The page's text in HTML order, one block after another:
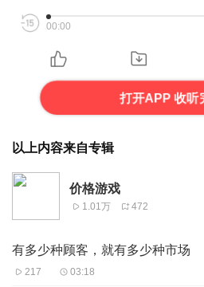
00:00
打开APP 收听
以上内容来自专辑
价格游戏
1.01万 472
有多少种顾客，就有多少种市场
217 03:18